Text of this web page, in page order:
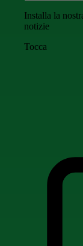
Installa la
notizie
Tocca